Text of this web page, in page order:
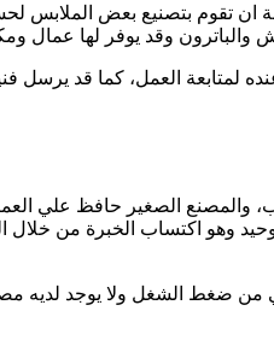
تقوم بتصنيع بعض الملابس
وقد يوفر لها عمال
لمتابعة العمل، كما قد يرسل
والمصنع الصغير حافظ علي
وهو اكتساب الخبرة من خلال
من ضغط الشغل ولا يوجد لديه